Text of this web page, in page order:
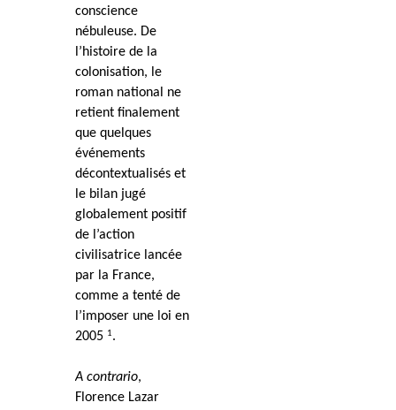
conscience
nébuleuse. De
l’histoire de la
colonisation, le
roman national ne
retient finalement
que quelques
événements
décontextualisés et
le bilan jugé
globalement positif
de l’action
civilisatrice lancée
par la France,
comme a tenté de
l’imposer une loi en
2005 1.
A contrario,
Florence Lazar